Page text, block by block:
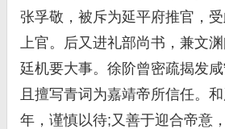
张孚敬，被斥为延平府推官，
上官。后又进礼部尚书，兼文
廷机要大事。徐阶曾密疏揭发咸
且擅写青词为嘉靖帝所信任。
年，谨慎以待;又善于迎合帝意